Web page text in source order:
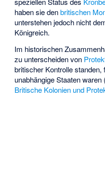
haben sie denbritischen
unterstehen jedoch nicht
Königreich.
Im historischen
zu unterscheiden von
britischer Kontrolle standen,
unabhängige Staaten
Britische Kolonien und